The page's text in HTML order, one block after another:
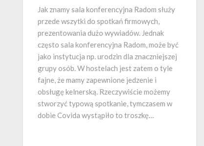
Jak znamy sala konferencyjna Radom służy
przede wszytki do spotkań firmowych,
prezentowania dużo wywiadów. Jednak
często sala konferencyjna Radom, może być
jako instytucja np. urodzin dla znaczniejszej
grupy osób. W hostelach jest zatem o tyle
fajne, że mamy zapewnione jedzenie i
obsługę kelnerską. Rzeczywiście możemy
stworzyć typową spotkanie, tymczasem w
dobie Covida wystąpiło to troszkę…